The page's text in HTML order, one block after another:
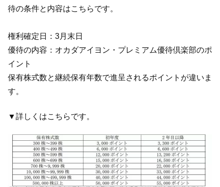
待の条件と内容はこちらです。
権利確定日：3月末日
優待の内容：オカダアイヨン・プレミアム優待倶楽部のポ
イント
保有株式数と継続保有年数で進呈されるポイントが違いま
す。
▼詳しくはこちらです。